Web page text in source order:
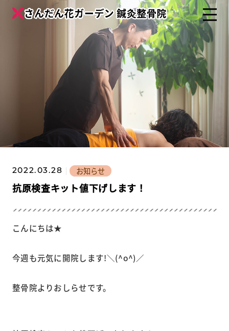
2022.03.28 お知らせ
抗原検査キット値下げします！
こんにちは★
今週も元気に開院します!＼(^o^)／
整骨院よりおしらせです。